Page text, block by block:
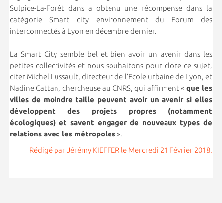
Sulpice-La-Forêt dans a obtenu une récompense dans la
catégorie Smart city environnement du Forum des
interconnectés à Lyon en décembre dernier.
La Smart City semble bel et bien avoir un avenir dans les
petites collectivités et nous souhaitons pour clore ce sujet,
citer Michel Lussault, directeur de l’Ecole urbaine de Lyon, et
Nadine Cattan, chercheuse au CNRS, qui affirment « que les
villes de moindre taille peuvent avoir un avenir si elles
développent des projets propres (notamment
écologiques) et savent engager de nouveaux types de
relations avec les métropoles».
Rédigé par Jérémy KIEFFER le Mercredi 21 Février 2018.